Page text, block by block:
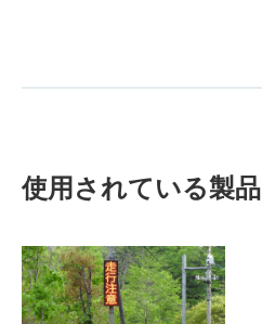
使用されている製品